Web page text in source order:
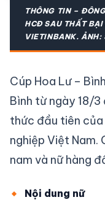
THÔNG TIN –
HCĐ SAU THẤT
VIETINBANK. ẢNH:
Cúp Hoa Lư –
Bình từ ngày 18/
thức đầu tiên của
nghiệp Việt Nam.
nam và nữ hàng
Nội dung nữ